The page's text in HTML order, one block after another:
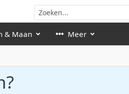
& Maan Meer